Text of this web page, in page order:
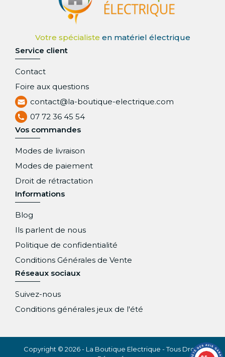
Service client
Contact
Foire aux questions
contact@la-boutique-electrique.com
07 72 36 45 54
Vos commandes
Modes de livraison
Modes de paiement
Droit de rétractation
Informations
Blog
Ils parlent de nous
Politique de confidentialité
Conditions Générales de Vente
Réseaux sociaux
Suivez-nous
Conditions générales jeux de l'été
Copyright © 2026 - La Boutique Electrique - Tous Droits